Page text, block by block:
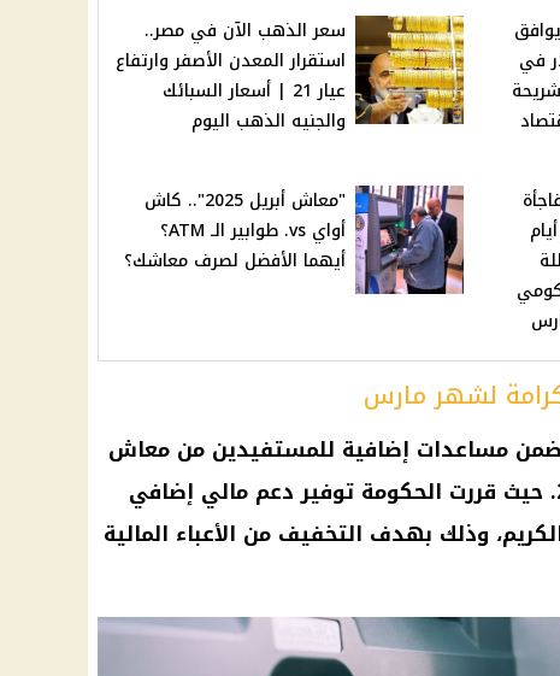
في
سعر الذهب الآن في مصر..
استقرار المعدن الأصفر وارتفاع
عيار 21 | أسعار السبائك
والجنيه الذهب اليوم
مفاجأة
"معاش أبريل 2025".. كاش
أواي vs. طوابير الـ ATM؟
أيهما الأفضل لصرف معاشك؟
لشهر مارس
بمقدار 300 جنيه ضمن مساعدات إضافية للمستفيدين من معاش
تكافل وكرامة في رمضان 2025. حيث قررت الحكومة توفير دعم مالي إضافي
وذلك بهدف التخفيف من الأعباء المالية